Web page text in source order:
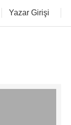
Yazar Girişi